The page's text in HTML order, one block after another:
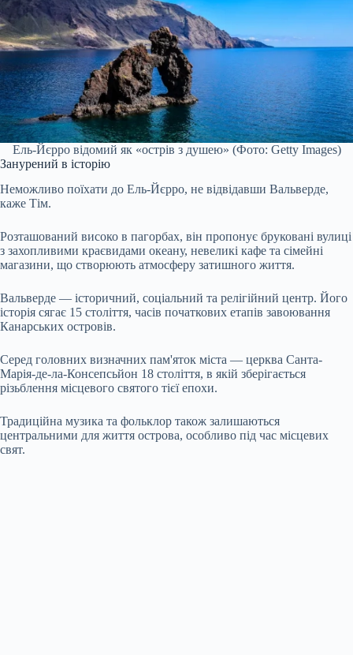
Ель-Йєрро відомий як «острів з душею» (Фото: Getty Images)
Занурений в історію
Неможливо поїхати до Ель-Йєрро, не відвідавши Вальверде,
каже Тім.
Розташований високо в пагорбах, він пропонує бруковані вулиці
з захопливими краєвидами океану, невеликі кафе та сімейні
магазини, що створюють атмосферу затишного життя.
Вальверде — історичний, соціальний та релігійний центр. Його
історія сягає 15 століття, часів початкових етапів завоювання
Канарських островів.
Серед головних визначних пам'яток міста — церква Санта-
Марія-де-ла-Консепсьйон 18 століття, в якій зберігається
різьблення місцевого святого тієї епохи.
Традиційна музика та фольклор також залишаються
центральними для життя острова, особливо під час місцевих
свят.